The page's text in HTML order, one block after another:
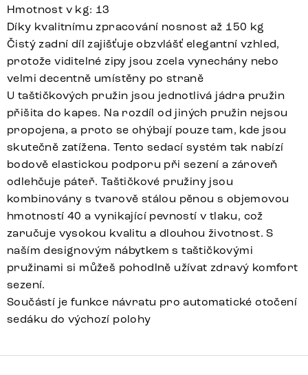
Hmotnost v kg: 13
Díky kvalitnímu zpracování nosnost až 150 kg
Čistý zadní díl zajišťuje obzvlášť elegantní vzhled,
protože viditelné zipy jsou zcela vynechány nebo
velmi decentně umístěny po straně
U taštičkových pružin jsou jednotlivá jádra pružin
přišita do kapes. Na rozdíl od jiných pružin nejsou
propojena, a proto se ohýbají pouze tam, kde jsou
skutečně zatížena. Tento sedací systém tak nabízí
bodově elastickou podporu při sezení a zároveň
odlehčuje páteř. Taštičkové pružiny jsou
kombinovány s tvarově stálou pěnou s objemovou
hmotností 40 a vynikající pevností v tlaku, což
zaručuje vysokou kvalitu a dlouhou životnost. S
naším designovým nábytkem s taštičkovými
pružinami si můžeš pohodlně užívat zdravý komfort
sezení.
Součástí je funkce návratu pro automatické otočení
sedáku do výchozí polohy